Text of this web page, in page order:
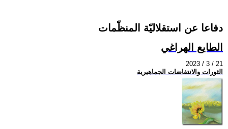
دفاعا عن استقلاليّة المنظّمات
الطايع الهراغي
2023 / 3 / 21
الثورات والانتفاضات الجماهيرية